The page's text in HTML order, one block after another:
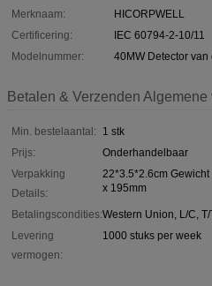
Merknaam:
HICORPWELL
Certificering:
IEC 60794-2-10/11
Modelnummer:
40MW Detector
Betalen & Verzenden
Min. bestelaantal:
1 stk
Prijs:
Onderhandelbaar
Verpakking
Details:
22*3.5*2.6cm
x 195mm
Betalingscondities:Western Union, L/C, T/
Levering
vermogen:
1000 stuks per week